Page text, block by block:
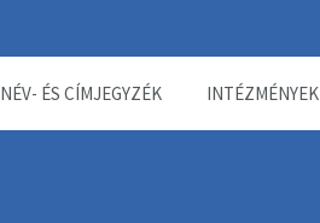
NÉV- ÉS CÍMJEGYZÉK INTÉZMÉNYEK